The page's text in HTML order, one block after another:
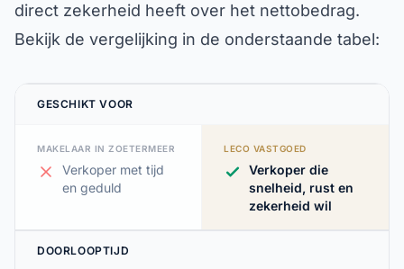
direct zekerheid heeft over het nettobedrag.
Bekijk de vergelijking in de onderstaande tabel:
GESCHIKT VOOR
MAKELAAR IN ZOETERMEER
Verkoper met tijd
en geduld
LECO VASTGOED
Verkoper die
snelheid, rust en
zekerheid wil
DOORLOOPTIJD